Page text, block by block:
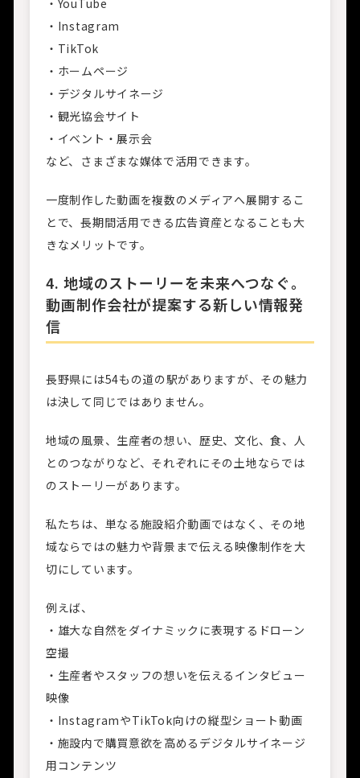
・Instagram
・TikTok
・ホームページ
・デジタルサイネージ
・観光協会サイト
・イベント・展示会
など、さまざまな媒体で活用できます。
一度制作した動画を複数のメディアへ展開するこ
とで、長期間活用できる広告資産となることも大
きなメリットです。
4. 地域のストーリーを未来へつなぐ。
動画制作会社が提案する新しい情報発
信
長野県には54もの道の駅がありますが、その魅力
は決して同じではありません。
地域の風景、生産者の想い、歴史、文化、食、人
とのつながりなど、それぞれにその土地ならでは
のストーリーがあります。
私たちは、単なる施設紹介動画ではなく、その地
域ならではの魅力や背景まで伝える映像制作を大
切にしています。
例えば、
・雄大な自然をダイナミックに表現するドローン
空撮
・生産者やスタッフの想いを伝えるインタビュー
映像
・InstagramやTikTok向けの縦型ショート動画
・施設内で購買意欲を高めるデジタルサイネージ
用コンテンツ